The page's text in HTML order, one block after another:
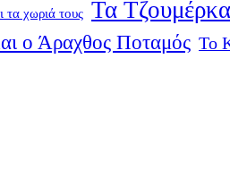
τα χωριά τους Τα
ο Άραχθος Ποταμός Το